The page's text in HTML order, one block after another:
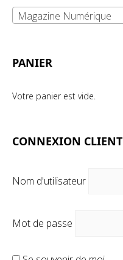
Magazine Numérique
PANIER
Votre panier est vide.
CONNEXION CLIENT
Nom d'utilisateur
Mot de passe